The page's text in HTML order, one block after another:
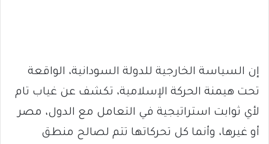
إن السياسة الخارجية للدولة السودانية، الواقعة
تحت هيمنة الحركة الإسلامية، تكشف عن غياب تام
لأي ثوابت استراتيجية في التعامل مع الدول، مصر
أو غيرها، وأنما كل تحركاتها تتم لصالح منطق